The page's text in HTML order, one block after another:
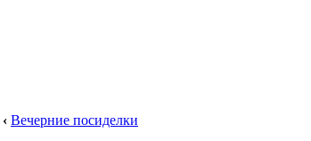
‹ Вечерние посиделки